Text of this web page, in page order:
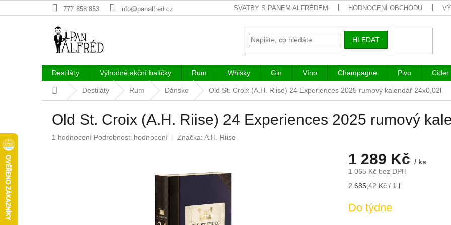
na
777 858 853 info@panalfred.cz SVATBY S PANEM ALFRÉDEM HODNOCENÍ OBCHODU
HLEDAT
Destiláty Výhodné akční balíčky Rum Whisky Gin Víno Champagne Pivo Cider
Domů Destiláty Rum Dánsko Old St. Croix (A.H. Riise) 24 Experiences 2025 rumový kalendář 24x0,02l
Old St. Croix (A.H. Riise) 24 Experiences 2025 rumový
Průměrné
1 hodnocení Podrobnosti hodnocení Značka: A.H. Riise
1 289 Kč / ks
1 065 Kč bez DPH
Měrná
2 685,42 Kč / 1 l
Do týdne